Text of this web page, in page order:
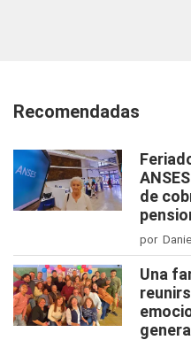
Recomendadas
de
por
Una